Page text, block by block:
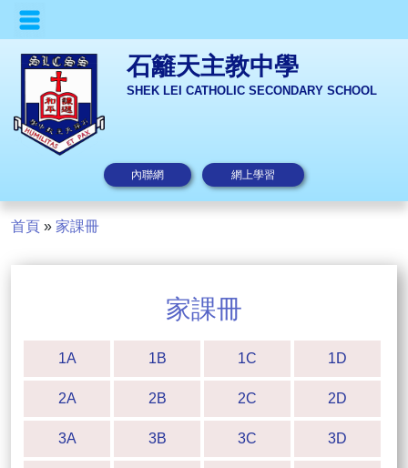
石籬天主教中學
SHEK LEI CATHOLIC SECONDARY SCHOOL
內聯網 網上學習
首頁 » 家課冊
家課冊
1A 1B 1C 1D
2A 2B 2C 2D
3A 3B 3C 3D